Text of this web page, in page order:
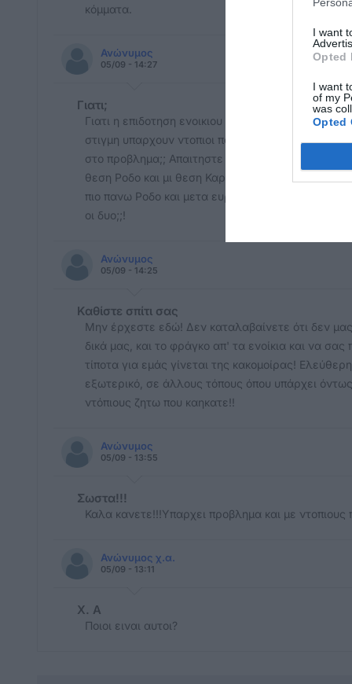
I want
Opted
I want
of my
was
Opted
κόμματα.
Ανώνυμος
05/09 - 14:27
Γιατι;
Γιατι η επιδοτηση ενοικιου να αφορα μονο τους
στιγμη υπαρχουν ντοπιοι που ειναι στα ενοικια;
στο προβλημα;; Απαιτηστε μια εντοπιοτητα να
θεση Ροδο και μι θεση Καρπενήσι, και ειναι
πιο πανω Ροδο και μετα ευρυτανια κ επειτα
οι δυο;;!
Ανώνυμος
05/09 - 14:25
Καθίστε σπίτι σας
Μην έρχεστε εδώ! Δεν καταλαβαίνετε ότι δεν
δικά μας, και το φράγκο απ' τα ενοίκια και να
τίποτα για εμάς γίνεται της κακομοίρας!
εξωτερικό, σε άλλους τόπους όπου υπάρχει όντως
ντόπιους ζητω που καηκατε!!
Ανώνυμος
05/09 - 13:55
Σωστα!!!
Καλα κανετε!!!Υπαρχει προβλημα και με ντοπιους
Ανώνυμος χ.α.
05/09 - 13:11
Χ. Α
Ποιοι ειναι αυτοι?